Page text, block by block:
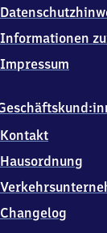
2
Salzdetfurth
OT
Groß
Kontakt
Hausordnung
Changelog
Informationen
Impressum